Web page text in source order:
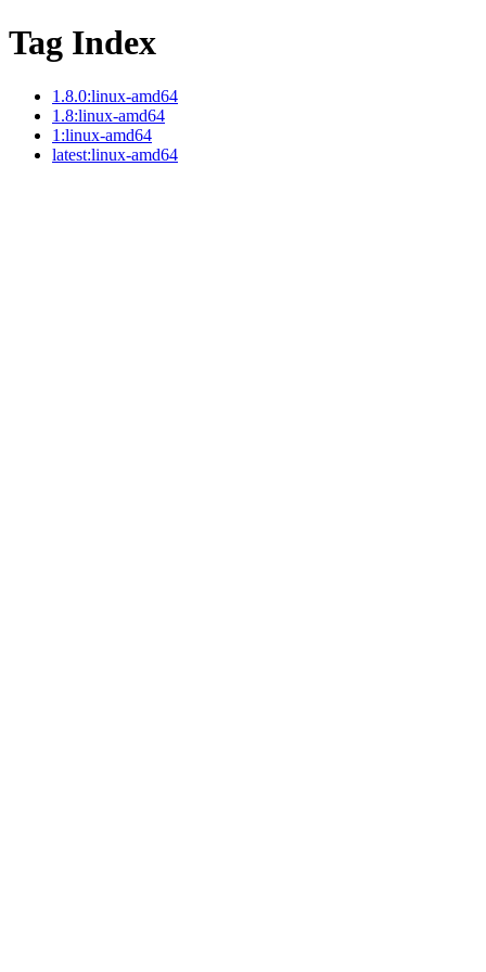
Tag Index
1.8.0:linux-amd64
1.8:linux-amd64
1:linux-amd64
latest:linux-amd64